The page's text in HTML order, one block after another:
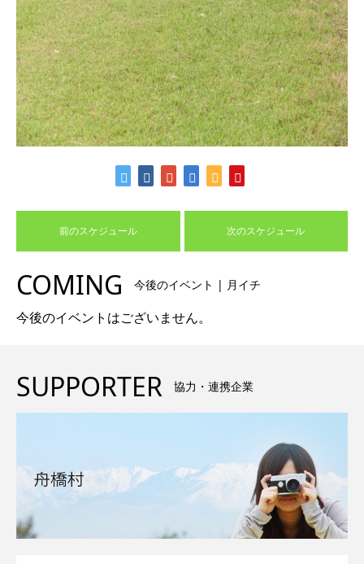
前のスケジュール 次のスケジュール
COMING 今後のイベント | 月イチ
今後のイベントはございません。
SUPPORTER 協力・連携企業